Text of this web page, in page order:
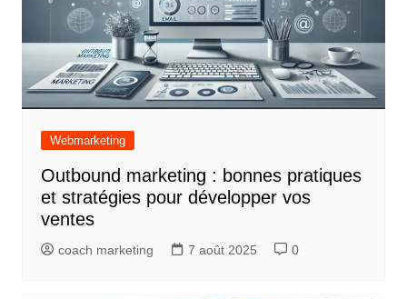
Webmarketing
Outbound marketing : bonnes pratiques
et stratégies pour développer vos
ventes
coach marketing 7 août 2025 0